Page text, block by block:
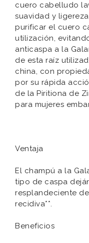
cuero cabelludo
suavidad y
purificar el cuero
utilización,
anticaspa a la
de esta raíz
china, con
por su rápida
de la Piritiona de
para mujeres
Ventaja
El champú a la
tipo de caspa
resplandeciente
recidiva**.
Beneficios